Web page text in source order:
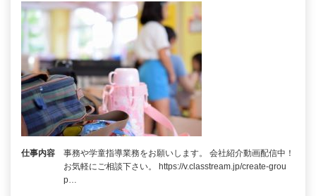
仕事内容
事務や学童指導業務をお願いします。 会社紹介動画配信中！
お気軽にご相談下さい。 https://v.classtream.jp/create-grou
p…